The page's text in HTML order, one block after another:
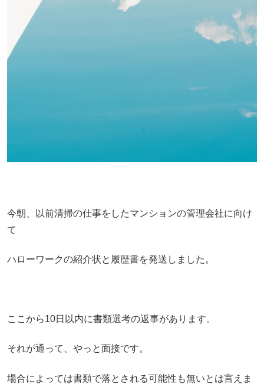
今朝、以前清掃の仕事をしたマンションの管理会社に向け
て
ハローワークの紹介状と履歴書を発送しました。
ここから10日以内に書類選考の返事があります。
それが通って、やっと面接です。
場合によっては書類で落とされる可能性も無いとは言えま